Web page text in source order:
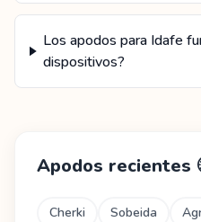
Los apodos para Idafe
dispositivos?
Apodos recientes
Cherki Sobeida